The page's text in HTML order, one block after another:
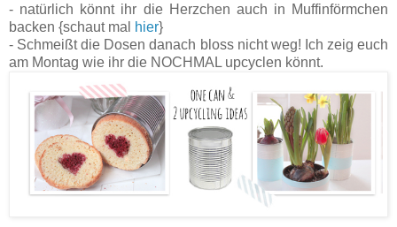
- natürlich könnt ihr die Herzchen auch in Muffinförmchen
backen {schaut mal
hier}
- Schmeißt die Dosen danach bloss nicht weg! Ich zeig euch
am Montag wie ihr die NOCHMAL upcyclen könnt.